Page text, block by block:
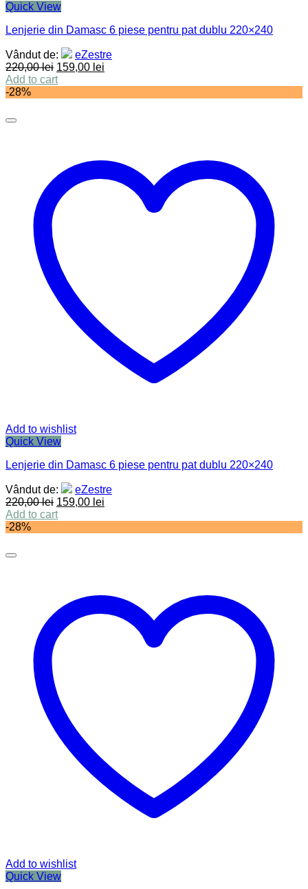
Quick View
Lenjerie din Damasc 6 piese pentru pat dublu 220×240
Vândut de:
eZestre
220,00lei 159,00 lei
Add to cart
-28%
Add to wishlist
Quick View
Lenjerie din Damasc 6 piese pentru pat dublu 220×240
Vândut de:
eZestre
220,00lei 159,00 lei
Add to cart
-28%
Add to wishlist
Quick View